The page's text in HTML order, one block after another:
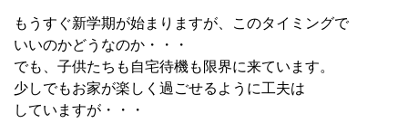
もうすぐ新学期が始まりますが、このタイミングで
いいのかどうなのか・・・
でも、子供たちも自宅待機も限界に来ています。
少しでもお家が楽しく過ごせるように工夫は
していますが・・・